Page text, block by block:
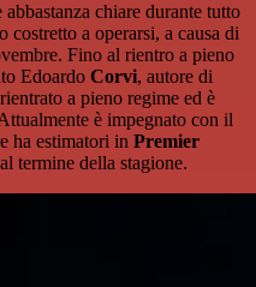
chiare durante tutto
costretto a operarsi, a causa di
Fino al rientro a pieno
Edoardo Corvi, autore di
a pieno regime ed è
è impegnato con il
ha estimatori in Premier
termine della stagione.